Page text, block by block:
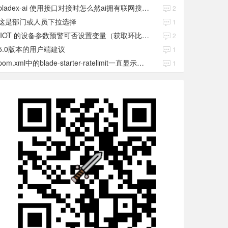
bladex-ai 使用接口对接时怎么然ai拥有联网搜索功能 2
是部门或人员下拉选择 1
IIOT 的设备参数预警可否设置变量（获取环比数值） 2
版本的用户端建议 1
pom.xml中的blade-starter-ratelimit一直显示红色 1